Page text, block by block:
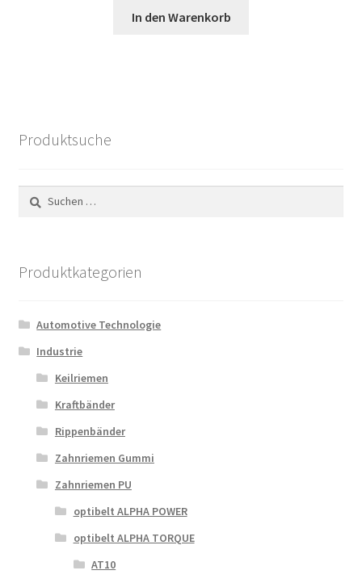
war:
ist:
In den Warenkorb
Produktsuche
nach:
Produktkategorien
Automotive Technologie
Industrie
Keilriemen
Kraftbänder
Rippenbänder
Zahnriemen Gummi
Zahnriemen PU
optibelt ALPHA POWER
optibelt ALPHA TORQUE
AT10